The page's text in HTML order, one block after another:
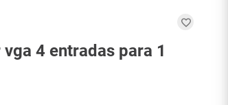
4 entradas para 1